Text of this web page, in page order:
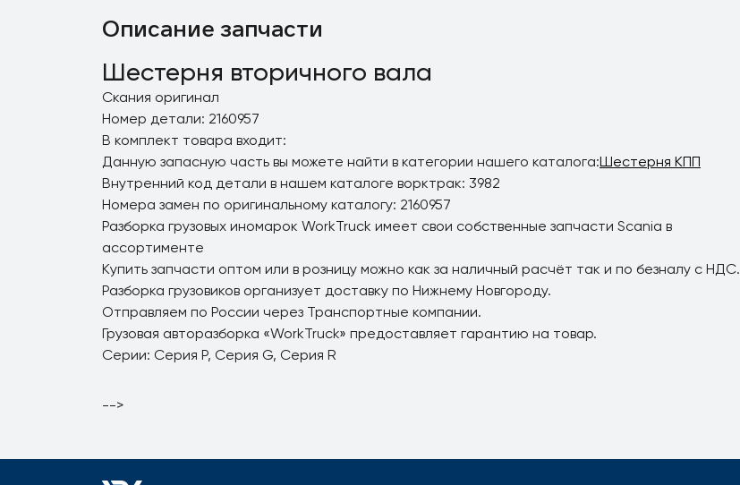
Описание запчасти
Шестерня вторичного вала
Скания оригинал
Номер детали: 2160957
В комплект товара входит:
Данную запасную часть вы можете найти в категории нашего каталога:Шестерня КПП
Внутренний код детали в нашем каталоге ворктрак: 3982
Номера замен по оригинальному каталогу: 2160957
Разборка грузовых иномарок WorkTruck имеет свои собственные запчасти Scania в
ассортименте
Купить запчасти оптом или в розницу можно как за наличный расчёт так и по безналу с НДС.
Разборка грузовиков организует доставку по Нижнему Новгороду.
Отправляем по России через Транспортные компании.
Грузовая авторазборка «WorkTruck» предоставляет гарантию на товар.
Серии: Серия P, Серия G, Серия R
-->